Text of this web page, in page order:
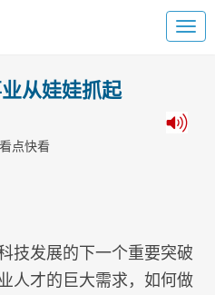
从娃娃抓起
点快看
技发展的下一个重要突破
人才的巨大需求，如何做